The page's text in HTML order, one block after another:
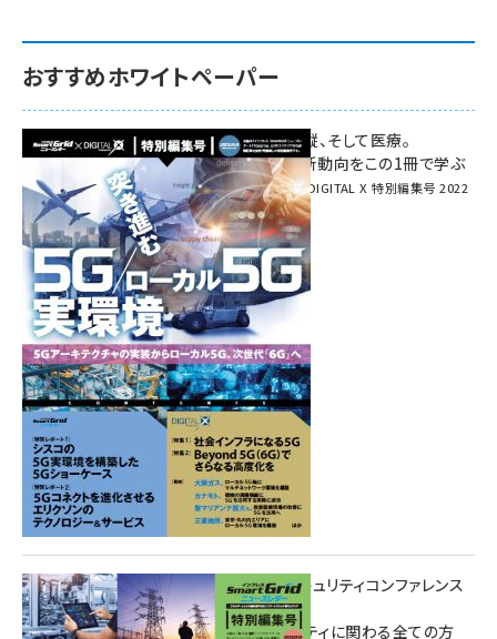
おすすめホワイトペーパー
環境対策、建機の遠隔操縦、そして医療。
次世代通信規格「5G」最新動向をこの1冊で学ぶ
SmartGrid ニューズレター × DIGITAL X 特別編集号 2022
Summer
重要インフラサイバーセキュリティコンファレンス
特別電子版！
― 産業サイバーセキュリティに関わる全ての方